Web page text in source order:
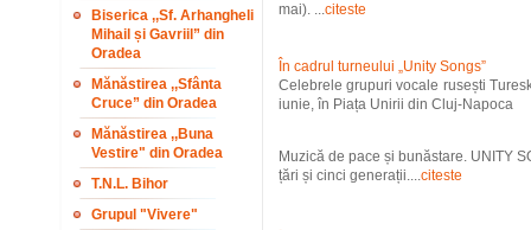
Biserica ,,Sf. Arhangheli
Mihail și Gavriil” din
Oradea
Mănăstirea ,,Sfânta
Cruce” din Oradea
Mănăstirea ,,Buna
Vestire" din Oradea
T.N.L. Bihor
Grupul "Vivere"
mai). ...citeste
În cadrul turneului „Unity Songs”
Celebrele grupuri vocale rusești
iunie, în Piața Unirii din Cluj-Napoca
Muzică de pace și bunăstare. UNITY
țări și cinci generații....citeste